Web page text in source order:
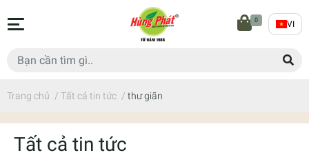
0 VI
Trang chủ / Tất cả tin tức / thư giãn
Tất cả tin tức